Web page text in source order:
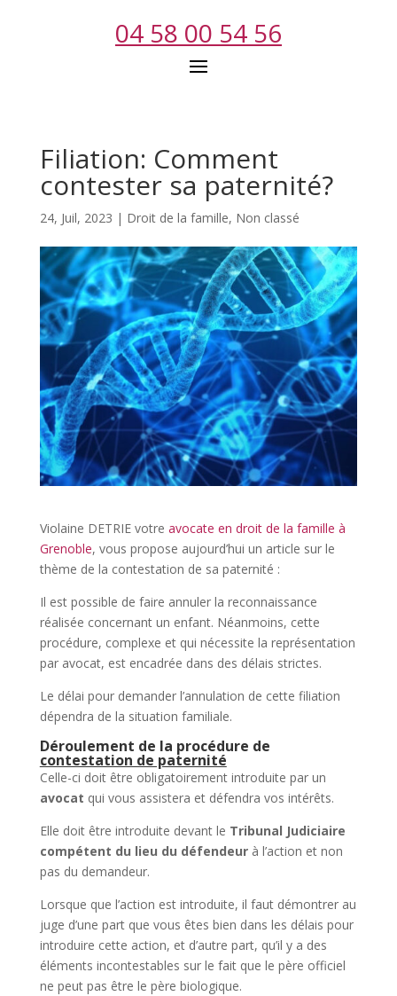
04 58 00 54 56
Filiation: Comment
contester sa paternité?
24, Juil, 2023 | Droit de la famille, Non classé
Violaine DETRIE votre avocate en droit de la famille à
Grenoble, vous propose aujourd’hui un article sur le
thème de la contestation de sa paternité :
Il est possible de faire annuler la reconnaissance
réalisée concernant un enfant. Néanmoins, cette
procédure, complexe et qui nécessite la représentation
par avocat, est encadrée dans des délais strictes.
Le délai pour demander l’annulation de cette filiation
dépendra de la situation familiale.
Déroulement de la procédure de
contestation de paternité
Celle-ci doit être obligatoirement introduite par un
avocat qui vous assistera et défendra vos intérêts.
Elle doit être introduite devant le Tribunal Judiciaire
compétent du lieu du défendeurà l’action et non
pas du demandeur.
Lorsque que l’action est introduite, il faut démontrer au
juge d’une part que vous êtes bien dans les délais pour
introduire cette action, et d’autre part, qu’il y a des
éléments incontestables sur le fait que le père officiel
ne peut pas être le père biologique.